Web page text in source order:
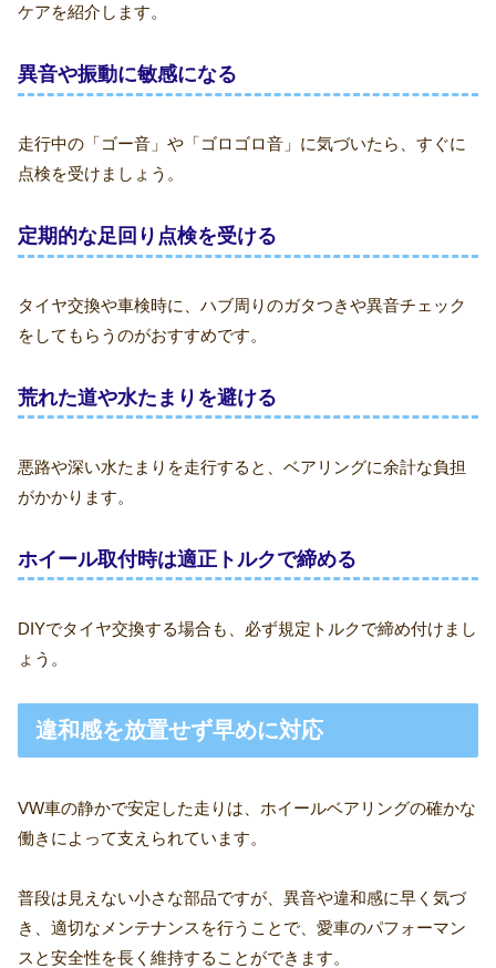
ケアを紹介します。
異音や振動に敏感になる
走行中の「ゴー音」や「ゴロゴロ音」に気づいたら、すぐに
点検を受けましょう。
定期的な足回り点検を受ける
タイヤ交換や車検時に、ハブ周りのガタつきや異音チェック
をしてもらうのがおすすめです。
荒れた道や水たまりを避ける
悪路や深い水たまりを走行すると、ベアリングに余計な負担
がかかります。
ホイール取付時は適正トルクで締める
DIYでタイヤ交換する場合も、必ず規定トルクで締め付けまし
ょう。
違和感を放置せず早めに対応
VW車の静かで安定した走りは、ホイールベアリングの確かな
働きによって支えられています。
普段は見えない小さな部品ですが、異音や違和感に早く気づ
き、適切なメンテナンスを行うことで、愛車のパフォーマン
スと安全性を長く維持することができます。